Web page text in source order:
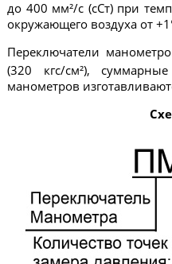
до 400 мм²/с (сСт) при
окружающего воздуха от
Переключатели
(320 кгс/см²),
манометров